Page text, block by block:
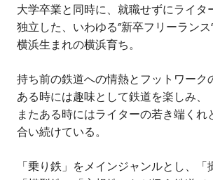
大学卒業と同時に、就職せずにライタ
独立した、いわゆる”新卒フリーランス”
横浜生まれの横浜育ち。
持ち前の鉄道への情熱とフットワーク
ある時には趣味として鉄道を楽しみ、
またある時にはライターの若き端くれ
合い続けている。
「乗り鉄」をメインジャンルとし、「